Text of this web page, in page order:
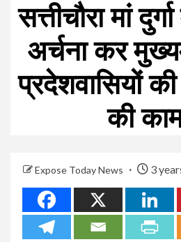
सत्तीचौरा मां
अर्चना कर
प्रदेशवासियों
की
Expose Today News 3